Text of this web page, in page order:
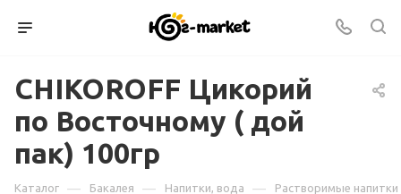
CHIKOROFF Цикорий
по Восточному ( дой
пак) 100гр
Каталог — Бакалея — Напитки, вода — Растворимые напитки